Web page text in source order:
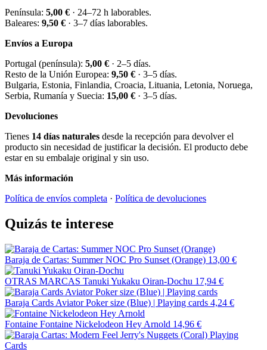
Península: 5,00 € · 24–72 h laborables.
Baleares: 9,50 € · 3–7 días laborables.
Envíos a Europa
Portugal (península): 5,00 € · 2–5 días.
Resto de la Unión Europea: 9,50 € · 3–5 días.
Bulgaria, Estonia, Finlandia, Croacia, Lituania, Letonia, Noruega,
Serbia, Rumanía y Suecia: 15,00 € · 3–5 días.
Devoluciones
Tienes 14 días naturales desde la recepción para devolver el
producto sin necesidad de justificar la decisión. El producto debe
estar en su embalaje original y sin uso.
Más información
Política de envíos completa · Política de devoluciones
Quizás te interese
Baraja de Cartas: Summer NOC Pro Sunset (Orange) 13,00 €
OTRAS MARCAS Tanuki Yukaku Oiran-Dochu 17,94 €
Baraja Cards Aviator Poker size (Blue) | Playing cards 4,24 €
Fontaine Fontaine Nickelodeon Hey Arnold 14,96 €